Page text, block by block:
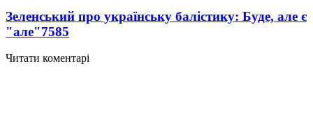
Зеленський про українську балістику: Буде, але є
"але"7585
Читати коментарі